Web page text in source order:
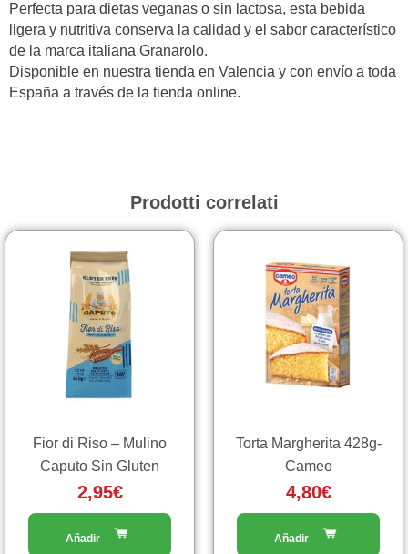
Perfecta para dietas veganas o sin lactosa, esta bebida
ligera y nutritiva conserva la calidad y el sabor característico
de la marca italiana Granarolo.
Disponible en nuestra tienda en Valencia y con envío a toda
España a través de la tienda online.
Prodotti correlati
Fior di Riso – Mulino
Caputo Sin Gluten
2,95€
Torta Margherita 428g-
Cameo
4,80€